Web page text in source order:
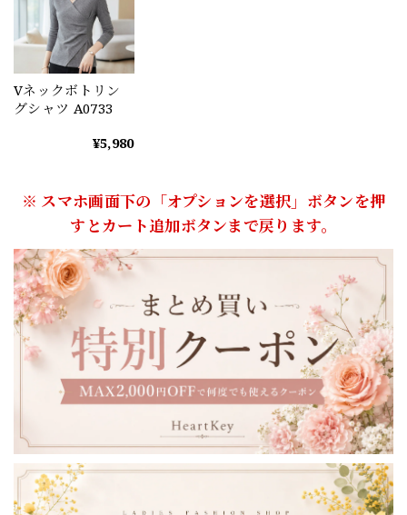
Vネックボトリン
グシャツ A0733
¥5,980
※ スマホ画面下の「オプションを選択」ボタンを押
すとカート追加ボタンまで戻ります。